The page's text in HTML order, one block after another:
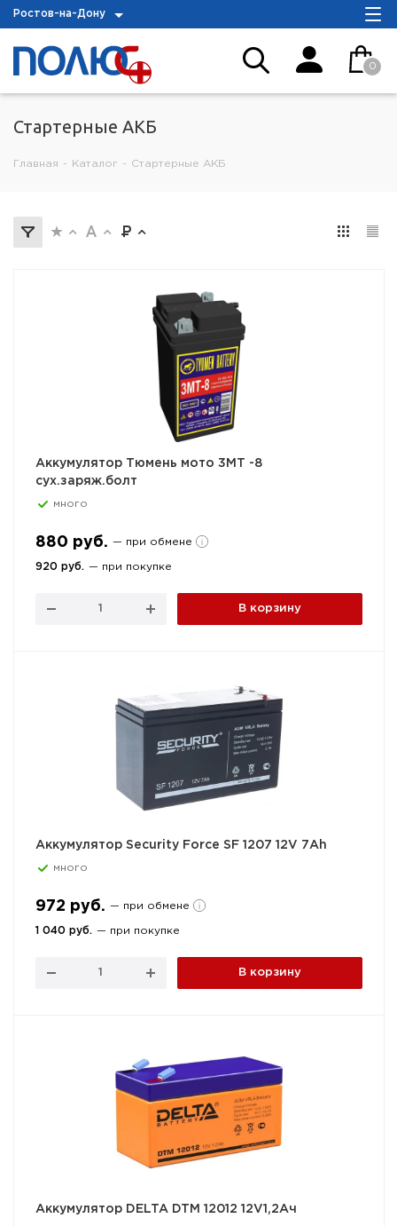
Ростов-на-Дону
0
Стартерные АКБ
Главная - Каталог - Стартерные АКБ
Аккумулятор Тюмень мото 3МТ -8
сух.заряж.болт
много
880 руб. — при обмене
920 руб. — при покупке
В корзину
Аккумулятор Security Force SF 1207 12V 7Ah
много
972 руб. — при обмене
1 040 руб. — при покупке
В корзину
Аккумулятор DELTA DTM 12012 12V1,2Ач